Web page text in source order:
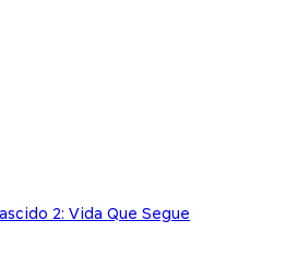
2: Vida Que Segue